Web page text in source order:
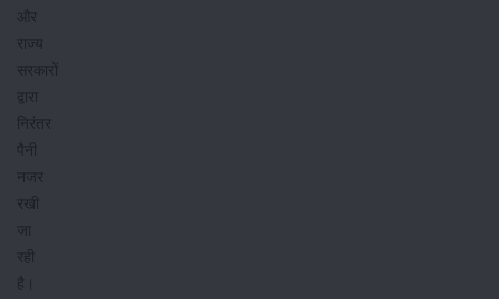
और
राज्य
सरकारों
द्वारा
निरंतर
पैनी
नजर
रखी
जा
रही
है।